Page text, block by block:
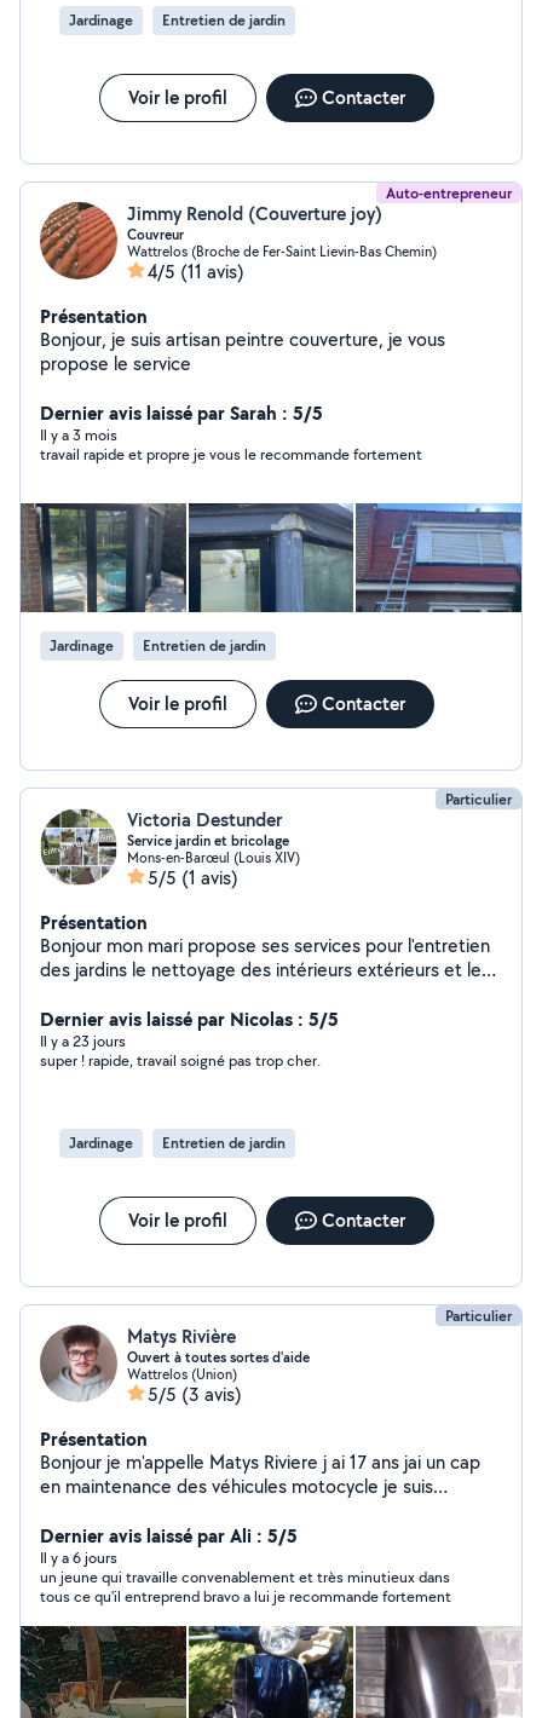
Jardinage Entretien de jardin
Voir le profil Contacter
Auto-entrepreneur
Jimmy Renold (Couverture joy)
Couvreur
Wattrelos (Broche de Fer-Saint Lievin-Bas Chemin)
4/5 (11 avis)
Présentation
Bonjour, je suis artisan peintre couverture, je vous
propose le service
Dernier avis laissé par Sarah : 5/5
Il y a 3 mois
travail rapide et propre je vous le recommande fortement
Jardinage Entretien de jardin
Voir le profil Contacter
Particulier
Victoria Destunder
Service jardin et bricolage
Mons-en-Barœul (Louis XIV)
5/5 (1 avis)
Présentation
Bonjour mon mari propose ses services pour l'entretien
des jardins le nettoyage des intérieurs extérieurs et le
Dernier avis laissé par Nicolas : 5/5
Il y a 23 jours
super ! rapide, travail soigné pas trop cher.
Jardinage Entretien de jardin
Voir le profil Contacter
Particulier
Matys Rivière
Ouvert à toutes sortes d'aide
Wattrelos (Union)
5/5 (3 avis)
Présentation
Bonjour je m'appelle Matys Riviere j ai 17 ans jai un cap
en maintenance des véhicules motocycle je suis
même filière et je peux vous aider pour plusieurs choses
comme tout se qui et jardinage ou encore pour des
déménagements ou entretien sur moto ou vélo comme
vidange plus changement de filtre nettoyage carbu
changement de pièce changement plaquette de frein
ect ect... Je fais tous sa contre un petit billet pour
financer ma mobylette et mon bsr je suis dispo le
weekend le mercredi aprem et le vendredi n'hésitez pas
Dernier avis laissé par Ali : 5/5
Il y a 6 jours
un jeune qui travaille convenablement et très minutieux dans
tous ce qu'il entreprend bravo a lui je recommande fortement